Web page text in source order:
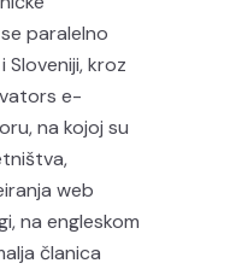
paralelno
Sloveniji, kroz
e-
na kojoj su
web
na engleskom
članica